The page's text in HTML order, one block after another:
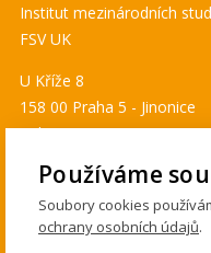
Institut mezinárodních
FSV UK
U Kříže 8
158 00 Praha 5 - Jinonice
Tel. 778 464 634
ims@fsv.cuni.cz
GDPR
Používáme
Soubory cookies
ochrany osobních údajů.